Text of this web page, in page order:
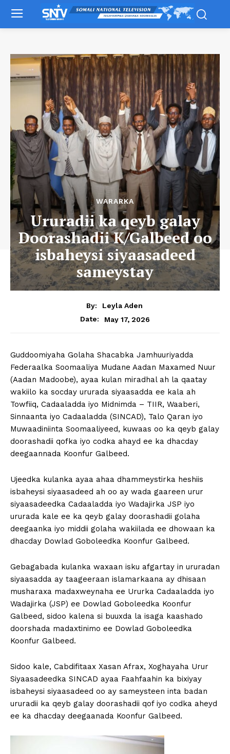
WARARKA
Ururadii ka qeyb galay
Doorashadii K/Galbeed oo
isbaheysi siyaasadeed
sameystay
By:
Leyla Aden
Date:
May 17, 2026
Guddoomiyaha Golaha Shacabka Jamhuuriyadda
Federaalka Soomaaliya Mudane Aadan Maxamed Nuur
(Aadan Madoobe), ayaa kulan miradhal ah la qaatay
wakiilo ka socday ururada siyaasadda ee kala ah
Towfiiq, Cadaaladda iyo Midnimda – TIIR, Waaberi,
Sinnaanta iyo Cadaaladda (SINCAD), Talo Qaran iyo
Muwaadiniinta Soomaaliyeed, kuwaas oo ka qeyb galay
doorashadii qofka iyo codka ahayd ee ka dhacday
deegaannada Koonfur Galbeed.
Ujeedka kulanka ayaa ahaa dhammeystirka heshiis
isbaheysi siyaasadeed ah oo ay wada gaareen urur
siyaasadeedka Cadaaladda iyo Wadajirka JSP iyo
ururada kale ee ka qeyb galay doorashadii golaha
deegaanka iyo middii golaha wakiilada ee dhowaan ka
dhacday Dowlad Goboleedka Koonfur Galbeed.
Gebagabada kulanka waxaan isku afgartay in ururadan
siyaasadda ay taageeraan islamarkaana ay dhisaan
musharaxa madaxweynaha ee Ururka Cadaaladda iyo
Wadajirka (JSP) ee Dowlad Goboleedka Koonfur
Galbeed, sidoo kalena si buuxda la isaga kaashado
doorshada madaxtinimo ee Dowlad Goboleedka
Koonfur Galbeed.
Sidoo kale, Cabdifitaax Xasan Afrax, Xoghayaha Urur
Siyaasadeedka SINCAD ayaa Faahfaahin ka bixiyay
isbaheysi siyaasadeed oo ay sameysteen inta badan
ururadii ka qeyb galay doorashadii qof iyo codka aheyd
ee ka dhacday deegaanada Koonfur Galbeed.